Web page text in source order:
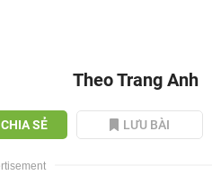
Theo Trang Anh
CHIA SẺ LƯU BÀI